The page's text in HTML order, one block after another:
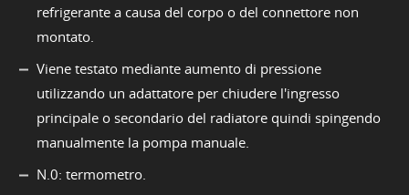
refrigerante a causa del corpo o del connettore non
montato.
Viene testato mediante aumento di pressione
utilizzando un adattatore per chiudere l'ingresso
principale o secondario del radiatore quindi spingendo
manualmente la pompa manuale.
N.0: termometro.